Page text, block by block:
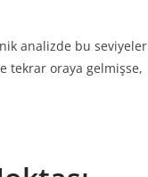
analizde bu seviyeler
tekrar oraya gelmişse,